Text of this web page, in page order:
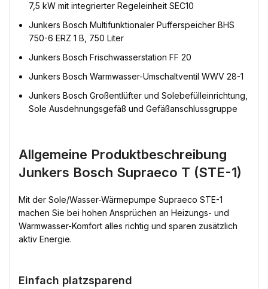
7,5 kW mit integrierter Regeleinheit SEC10
Junkers Bosch Multifunktionaler Pufferspeicher BHS
750-6 ERZ 1 B, 750 Liter
Junkers Bosch Frischwasserstation FF 20
Junkers Bosch Warmwasser-Umschaltventil WWV 28-1
Junkers Bosch Großentlüfter und Solebefülleinrichtung,
Sole Ausdehnungsgefäß und Gefäßanschlussgruppe
Allgemeine Produktbeschreibung
Junkers Bosch Supraeco T (STE-1)
Mit der Sole/Wasser-Wärmepumpe Supraeco STE-1
machen Sie bei hohen Ansprüchen an Heizungs- und
Warmwasser-Komfort alles richtig und sparen zusätzlich
aktiv Energie.
Einfach platzsparend